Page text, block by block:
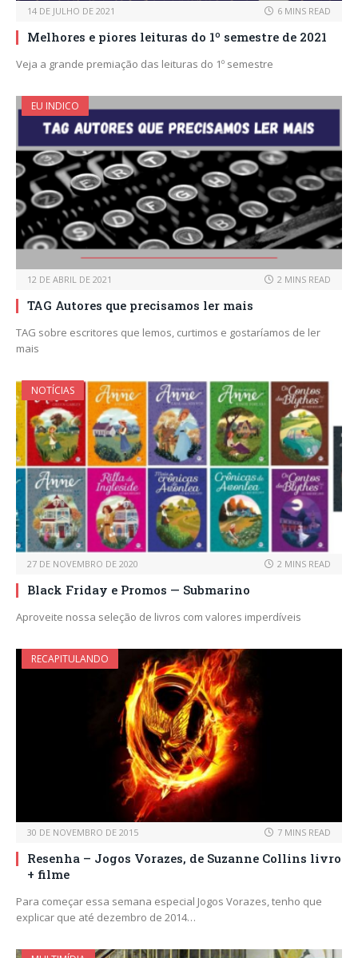
14 DE JULHO DE 2021 6 MINS READ
Melhores e piores leituras do 1º semestre de 2021
Veja a grande premiação das leituras do 1º semestre
EU INDICO
12 DE ABRIL DE 2021 2 MINS READ
TAG Autores que precisamos ler mais
TAG sobre escritores que lemos, curtimos e gostaríamos de ler
mais
NOTÍCIAS
27 DE NOVEMBRO DE 2020 2 MINS READ
Black Friday e Promos — Submarino
Aproveite nossa seleção de livros com valores imperdíveis
RECAPITULANDO
30 DE NOVEMBRO DE 2015 7 MINS READ
Resenha – Jogos Vorazes, de Suzanne Collins livro
+ filme
Para começar essa semana especial Jogos Vorazes, tenho que
explicar que até dezembro de 2014…